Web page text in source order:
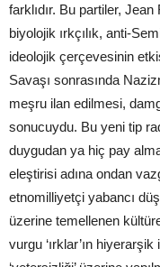
farklıdır. Bu partiler, Jean
biyolojik ırkçılık, anti-
ideolojik çerçevesinin
Savaşı sonrasında
meşru ilan edilmesi,
sonucuydu. Bu yeni tip
duygudan ya hiç pay
eleştirisi adına ondan
etnomilliyetçi yabancı
üzerine temellenen
vurgu ‘ırklar’ın